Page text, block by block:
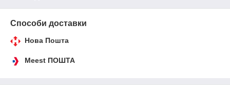
Способи доставки
Нова Пошта
Meest ПОШТА